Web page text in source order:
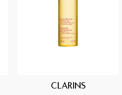
CLARINS